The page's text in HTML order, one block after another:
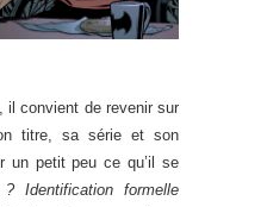
il convient de revenir sur
titre, sa série et son
un petit peu ce qu’il se
? Identification formelle